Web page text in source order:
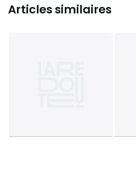
Articles similaires